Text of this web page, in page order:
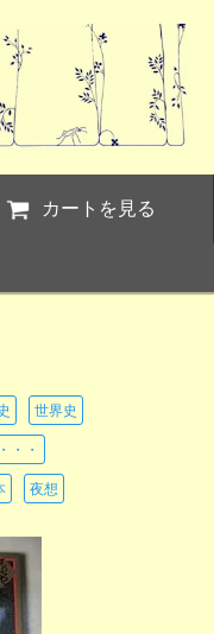
カートを見る
世界史
・・
夜想